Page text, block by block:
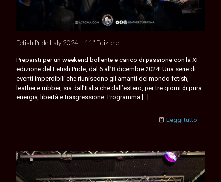
Fetish Pride Italy 2024 – 11° Edizione
Preparati per un weekend bollente e carico di passione con la XI
edizione del Fetish Pride, dal 6 all’8 dicembre 2024! Una serie di
eventi imperdibili che riuniscono gli amanti del mondo fetish,
leather e rubber, sia dall’Italia che dall’estero, per tre giorni di pura
energia, libertà e trasgressione. Programma […]
Leggi tutto